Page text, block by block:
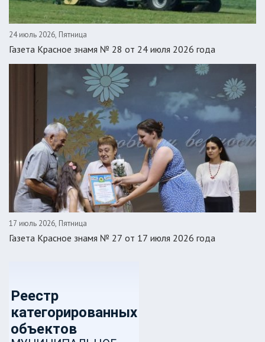
24 июль 2026, Пятница
Газета Красное знамя № 28 от 24 июля 2026 года
17 июль 2026, Пятница
Газета Красное знамя № 27 от 17 июля 2026 года